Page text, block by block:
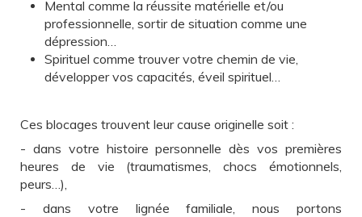
Mental comme la réussite matérielle et/ou
professionnelle, sortir de situation comme une
dépression…
Spirituel comme trouver votre chemin de vie,
développer vos capacités, éveil spirituel…
Ces blocages trouvent leur cause originelle soit :
- dans votre histoire personnelle dès vos premières
heures de vie (traumatismes, chocs émotionnels,
peurs…),
- dans votre lignée familiale, nous portons